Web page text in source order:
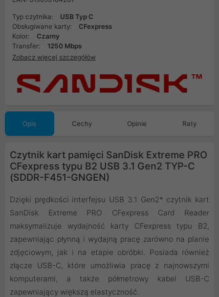
Typ czytnika:
USB Typ C
Obsługiwane karty:
CFexpress
Kolor:
Czarny
Transfer:
1250 Mbps
Zobacz więcej szczegółów
Opis Cechy Opinie Raty
Czytnik kart pamięci SanDisk Extreme PRO
CFexpress typu B2 USB 3.1 Gen2 TYP-C
(SDDR-F451-GNGEN)
Dzięki prędkości interfejsu USB 3.1 Gen2* czytnik kart
SanDisk Extreme PRO CFexpress Card Reader
maksymalizuje wydajność karty CFexpress typu B2,
zapewniając płynną i wydajną pracę zarówno na planie
zdjęciowym, jak i na etapie obróbki. Posiada również
złącze USB-C, które umożliwia pracę z najnowszymi
komputerami, a także półmetrowy kabel USB-C
zapewniający większą elastyczność.